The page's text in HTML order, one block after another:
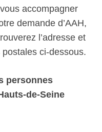
accompagner
demande d’AAH,
l’adresse et
postales ci-dessous.
personnes
de-Seine